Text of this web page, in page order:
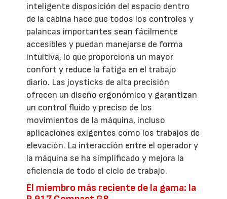
inteligente disposición del espacio dentro
de la cabina hace que todos los controles y
palancas importantes sean fácilmente
accesibles y puedan manejarse de forma
intuitiva, lo que proporciona un mayor
confort y reduce la fatiga en el trabajo
diario. Las joysticks de alta precisión
ofrecen un diseño ergonómico y garantizan
un control fluido y preciso de los
movimientos de la máquina, incluso
aplicaciones exigentes como los trabajos de
elevación. La interacción entre el operador y
la máquina se ha simplificado y mejora la
eficiencia de todo el ciclo de trabajo.
El miembro más reciente de la gama: la